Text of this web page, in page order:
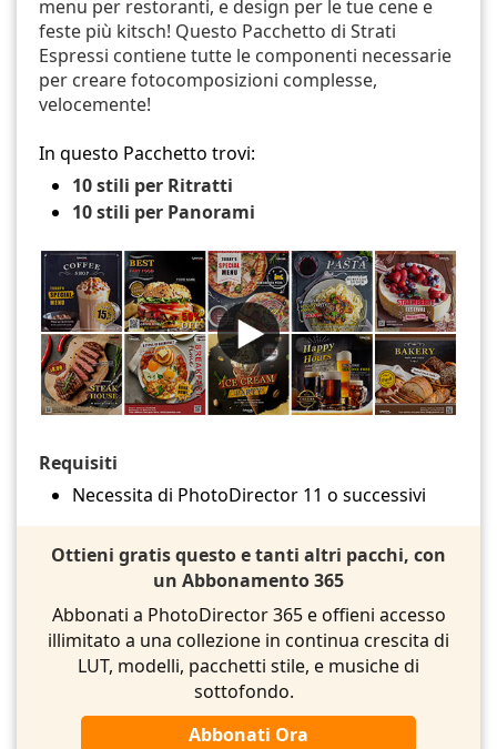
menu per restoranti, e design per le tue cene e
feste più kitsch! Questo Pacchetto di Strati
Espressi contiene tutte le componenti necessarie
per creare fotocomposizioni complesse,
velocemente!
In questo Pacchetto trovi:
10 stili per Ritratti
10 stili per Panorami
Requisiti
Necessita di PhotoDirector 11 o successivi
Ottieni gratis questo e tanti altri pacchi, con
un Abbonamento 365
Abbonati a PhotoDirector 365 e offieni accesso
illimitato a una collezione in continua crescita di
LUT, modelli, pacchetti stile, e musiche di
sottofondo.
Abbonati Ora